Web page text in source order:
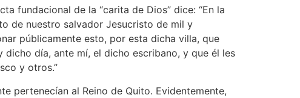
fundacional de la “carita de Dios” dice: “En la
de nuestro salvador Jesucristo de mil y
públicamente esto, por esta dicha villa, que
día, ante mí, el dicho escribano, y que él les
y otros.”
pertenecían al Reino de Quito. Evidentemente,